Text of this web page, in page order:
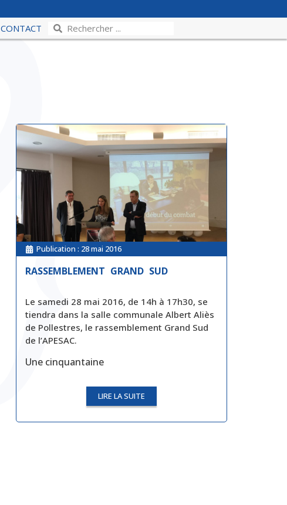
CONTACT
Publication : 28 mai 2016
RASSEMBLEMENT GRAND SUD
Le samedi 28 mai 2016, de 14h à 17h30, se
tiendra dans la salle communale Albert Aliès
de Pollestres, le rassemblement Grand Sud
de l’APESAC.
Une cinquantaine
LIRE LA SUITE